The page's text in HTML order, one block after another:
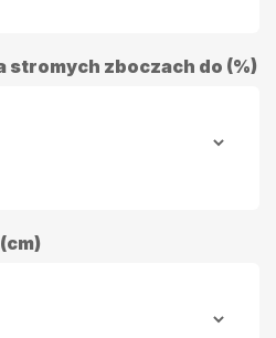
stromych zboczach do (%)